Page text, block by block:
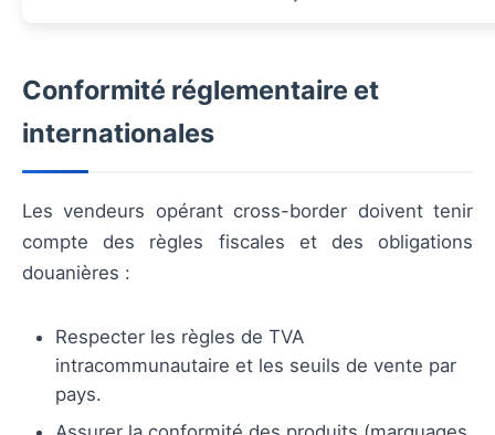
Conformité réglementaire et
internationales
Les vendeurs opérant cross-border doivent tenir
compte des règles fiscales et des obligations
douanières :
Respecter les règles de TVA
intracommunautaire et les seuils de vente par
pays.